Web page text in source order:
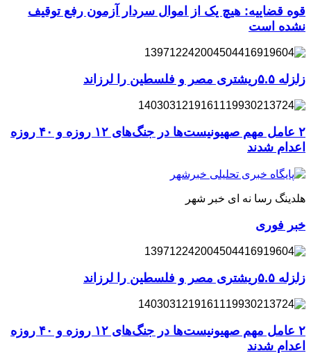
قوه قضاییه: هیچ یک از اموال سردار آزمون رفع توقیف
نشده است
زلزله ۵.۵ریشتری مصر و فلسطین را لرزاند
۲ عامل مهم صهیونیست‌ها در جنگ‌های ۱۲ روزه و ۴۰ روزه
اعدام شدند
هلدینگ رسا نه ای خبر شهر
خبر فوری
زلزله ۵.۵ریشتری مصر و فلسطین را لرزاند
۲ عامل مهم صهیونیست‌ها در جنگ‌های ۱۲ روزه و ۴۰ روزه
اعدام شدند